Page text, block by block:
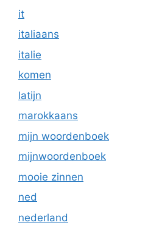
it
italiaans
italie
komen
latijn
marokkaans
mijn woordenboek
mijnwoordenboek
mooie zinnen
ned
nederland